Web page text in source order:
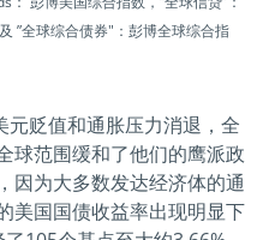
”全球综合债券"：彭博全球综合指
元贬值和通胀压力消退，全
球范围缓和了他们的鹰派政
因为大多数发达经济体的通
美国国债收益率出现明显下